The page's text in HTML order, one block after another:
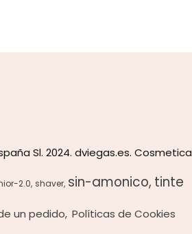
Sl. 2024. dviegas.es. Cosmetica
2.0 shaver sin-amonico tinte
un pedido Políticas de Cookies